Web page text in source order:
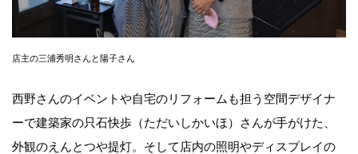
店主の三浦秀明さんと陽子さん
西野さんのイベントや自宅のリフォームも担う空間デザイナ
ーで建築家の只石快歩（ただいしかいほ）さんが手がけた、
外観のえんとつや提灯。そして店内の照明やディスプレイの